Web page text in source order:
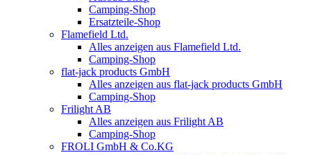
Camping-Shop
Ersatzteile-Shop
Flamefield Ltd.
Alles anzeigen aus Flamefield Ltd.
Camping-Shop
flat-jack products GmbH
Alles anzeigen aus flat-jack products GmbH
Camping-Shop
Frilight AB
Alles anzeigen aus Frilight AB
Camping-Shop
FROLI GmbH & Co.KG